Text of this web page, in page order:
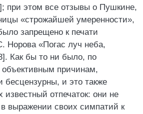
при этом все отзывы о Пушкине,
«строжайшей умеренности»,
запрещено к печати
Норова «Погас луч неба,
Как бы то ни было, по
причинам,
бесцензурны, и это также
известный отпечаток: они не
в выражении своих симпатий к